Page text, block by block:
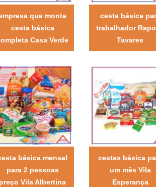
que monta
cesta básica
Casa Verde
cesta básica
trabalhador
Tavares
básica mensal
para 2 pessoas
preço Vila Albertina
cestas básica
um mês Vila
Esperança